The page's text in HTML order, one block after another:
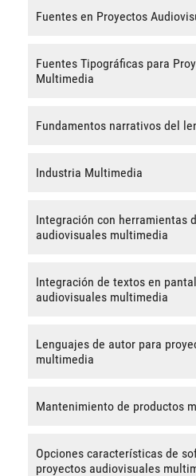
Fuentes en Proyectos
Fuentes Tipográficas para
Multimedia
Fundamentos narrativos del
Industria Multimedia
Integración con herramientas
audiovisuales multimedia
Integración de textos en
audiovisuales multimedia
Lenguajes de autor para
multimedia
Mantenimiento de productos
Opciones características de
proyectos audiovisuales